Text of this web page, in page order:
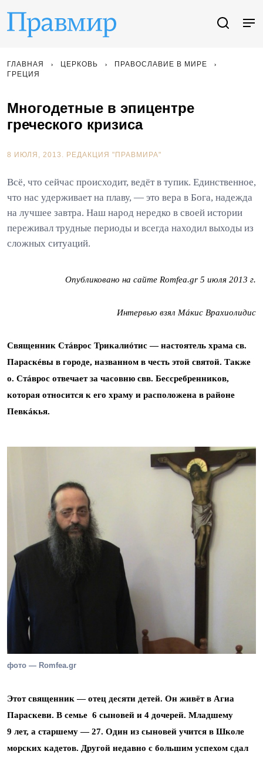
ГЛАВНАЯ ЦЕРКОВЬ
ПРАВОСЛАВИЕ В МИРЕ
ГРЕЦИЯ
Многодетные в эпицентре
греческого кризиса
8 ИЮЛЯ, 2013. РЕДАКЦИЯ "ПРАВМИРА"
Всё, что сейчас происходит, ведёт в тупик. Единственное,
что нас удерживает на плаву, — это вера в Бога, надежда
на лучшее завтра. Наш народ нередко в своей истории
переживал трудные периоды и всегда находил выходы из
сложных ситуаций.
Опубликовано на сайте Romfea.gr 5 июля 2013 г.
Интервью взял Мáкис Врахиолидис
Священник Стáврос Трикалиóтис — настоятель храма св.
Параскéвы в городе, названном в честь этой святой. Также
о. Стáврос отвечает за часовню свв. Бессребренников,
которая относится к его храму и расположена в районе
Певкáкья.
фото — Romfea.gr
Этот священник — отец десяти детей. Он живёт в Агиа
Параскеви. В семье 6 сыновей и 4 дочерей. Младшему
9 лет, а старшему — 27. Один из сыновей учится в Школе
морских кадетов. Другой недавно с большим успехом сдал